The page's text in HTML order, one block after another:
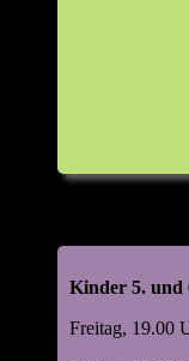
Kinder 5. und
Freitag, 19.00